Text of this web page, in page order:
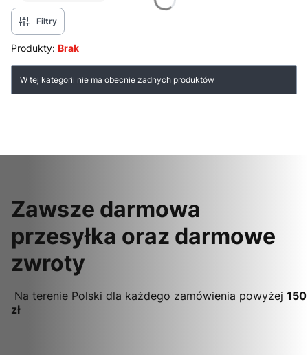
Filtry
Produkty: Brak
Lista produktów
W tej kategorii nie ma obecnie żadnych produktów
Zawsze darmowa
przesyłka oraz darmowe
zwroty
Na terenie Polski dla każdego zamówienia powyżej 150
zł